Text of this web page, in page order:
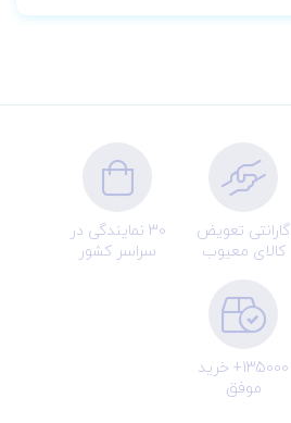
گارانتی تعویض
کالای معیوب
30 نمایندگی در
سراسر کشور
135000+ خرید
موفق